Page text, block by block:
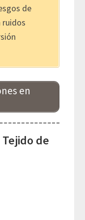
de
ruidos
en
de